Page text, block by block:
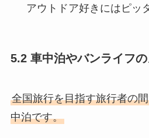
アウトドア好きにはピッ
5.2 車中泊やバンライフの
全国旅行を目指す旅行者の
中泊です。